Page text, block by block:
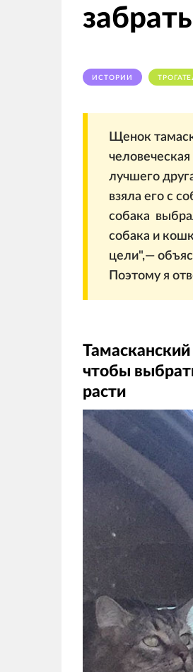
ИСТОРИИ
Щенок
лучшего
взяла его с
собака
собака и
цели",—
Поэтому я
чтобы
расти